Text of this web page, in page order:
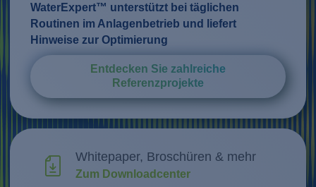
WaterExpert™ unterstützt bei täglichen
Routinen im Anlagenbetrieb und liefert
Hinweise zur Optimierung
Entdecken Sie zahlreiche
Referenzprojekte
Whitepaper, Broschüren & mehr
Zum Downloadcenter